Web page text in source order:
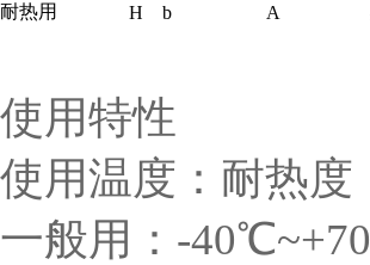
耐热用
H b A
使用特性
使用温度：耐热
一般用：-